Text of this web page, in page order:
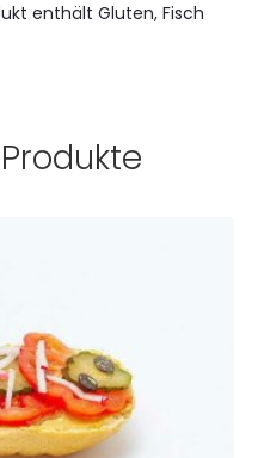
enthält Gluten, Fisch